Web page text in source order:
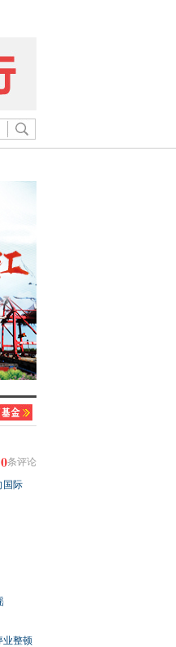
0条评论
国际
业整顿